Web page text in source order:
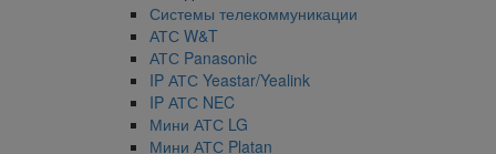
Системы телекоммуникации
АТС W&T
АТС Panasonic
IP АТС Yeastar/Yealink
IP АТС NEC
Мини АТС LG
Мини АТС Platan